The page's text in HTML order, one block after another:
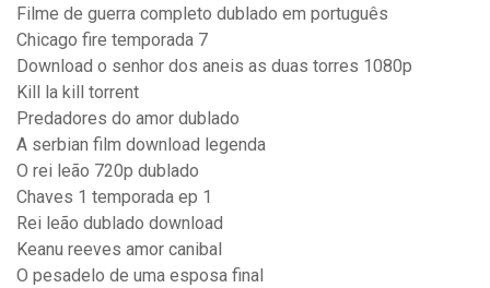
Filme de guerra completo dublado em português
Chicago fire temporada 7
Download o senhor dos aneis as duas torres 1080p
Kill la kill torrent
Predadores do amor dublado
A serbian film download legenda
O rei leão 720p dublado
Chaves 1 temporada ep 1
Rei leão dublado download
Keanu reeves amor canibal
O pesadelo de uma esposa final